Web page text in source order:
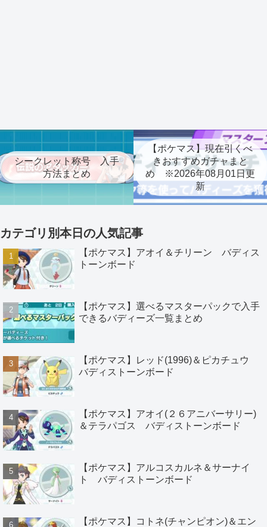
シークレット称号 入手
方法まとめ
【ポケマス】現在引くべ
きおすすめガチャまと
め ※2026年08月01日更
新
カテゴリ別本日の人気記事
【ポケマス】アオイ＆チリーン バディス
トーンボード
【ポケマス】選べるマスターパックで入手
できるバディーズ一覧まとめ
【ポケマス】レッド(1996)＆ピカチュウ
バディストーンボード
【ポケマス】アオイ(２６アニバーサリー)
＆テラパゴス バディストーンボード
【ポケマス】アルコスカルネ＆サーナイ
ト バディストーンボード
【ポケマス】コトネ(チャンピオン)＆エン